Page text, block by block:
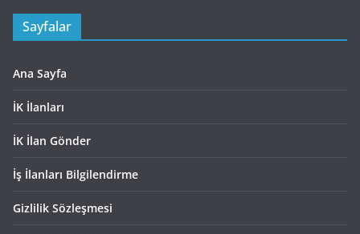
Sayfalar
Ana Sayfa
İK İlanları
İK İlan Gönder
İş İlanları Bilgilendirme
Gizlilik Sözleşmesi